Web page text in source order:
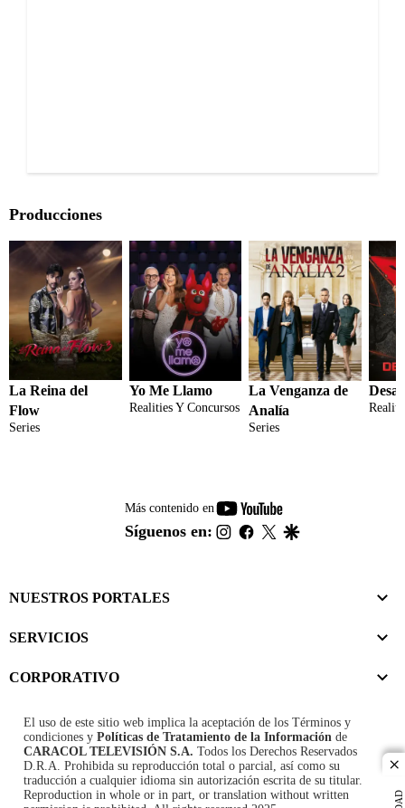
Producciones
La Reina del
Flow
Series
Yo Me Llamo
Realities Y Concursos
La Venganza de
Analía
Series
Más contenido en
youtube-
footer
Síguenos en: instagram
facebook
twitter
NUESTROS PORTALES
SERVICIOS
CORPORATIVO
El uso de este sitio web implica la aceptación de los Términos y
condiciones y Políticas de Tratamiento de la Información de
CARACOL TELEVISIÓN S.A. Todos los Derechos Reservados
D.R.A. Prohibida su reproducción total o parcial, así como su
traducción a cualquier idioma sin autorización escrita de su titular.
Reproduction in whole or in part, or translation without written